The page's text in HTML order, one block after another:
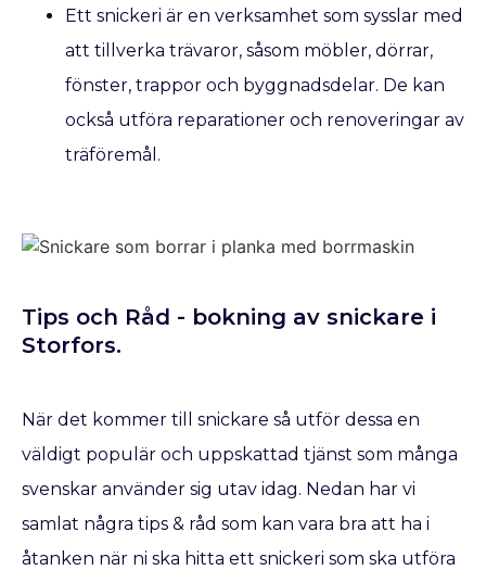
Ett snickeri är en verksamhet som sysslar med
att tillverka trävaror, såsom möbler, dörrar,
fönster, trappor och byggnadsdelar. De kan
också utföra reparationer och renoveringar av
träföremål.
Tips och Råd - bokning av snickare​ i
Storfors.
När det kommer till snickare så utför dessa en
väldigt populär och uppskattad tjänst som många
svenskar använder sig utav idag. Nedan har vi
samlat några tips & råd som kan vara bra att ha i
åtanken när ni ska hitta ett snickeri som ska utföra